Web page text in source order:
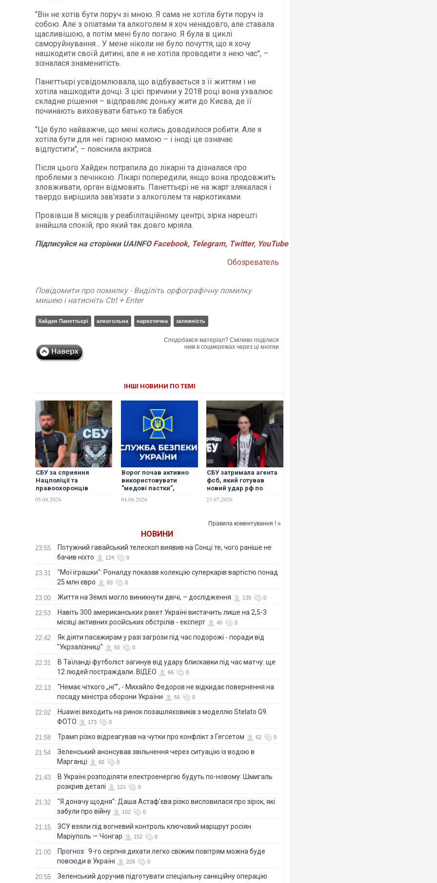
"Він не хотів бути поруч зі мною. Я сама не хотіла бути поруч із
собою. Але з опіатами та алкоголем я хоч ненадовго, але ставала
щасливішою, а потім мені було погано. Я була в циклі
саморуйнування... У мене ніколи не було почуття, що я хочу
нашкодити своїй дитині, але я не хотіла проводити з нею час", –
зізналася знаменитість.
Панеттьєрі усвідомлювала, що відбувається з її життям і не
хотіла нашкодити дочці. З цієї причини у 2018 році вона ухвалює
складне рішення – відправляє доньку жити до Києва, де її
починають виховувати батько та бабуся.
"Це було найважче, що мені колись доводилося робити. Але я
хотіла бути для неї гарною мамою – і іноді це означає
відпустити", – пояснила актриса.
Після цього Хайден потрапила до лікарні та дізналася про
проблеми з печінкою. Лікарі попередили, якщо вона продовжить
зловживати, орган відмовить. Панеттьєрі не на жарт злякалася і
твердо вирішила зав'язати з алкоголем та наркотиками.
Провівши 8 місяців у реабілітаційному центрі, зірка нарешті
знайшла спокій, про який так довго мріяла.
Підписуйся на сторінки UAINFO Facebook, Telegram, Twitter, YouTube
Обозреватель
Повідомити про помилку - Виділіть орфографічну помилку
мишею і натисніть Ctrl + Enter
Хайден Панеттьєрі алкогольна наркотична залежність
Сподобався матеріал? Сміливо поділися
ним в соцмережах через ці кнопки
ІНШІ НОВИНИ ПО ТЕМІ
СБУ за сприяння
Нацполіції та
правоохоронців
міжнародного
05.08.2026
Ворог почав активно
використовувати
"медові пастки",
українських
04.08.2026
СБУ затримала агента
фсб, який готував
новий удар рф по
логістичних базах на
23.07.2026
Правила коментування ! »
НОВИНИ
23:55
Потужний гавайський телескоп виявив на Сонці те, чого раніше не
бачив ніхто
124 0
23:31
"Мої іграшки": Роналду показав колекцію суперкарів вартістю понад
25 млн євро
83 0
23:00 Життя на Землі могло виникнути двічі, – дослідження 139 0
22:53
Навіть 300 американських ракет Україні вистачить лише на 2,5-3
місяці активних російських обстрілів - експерт
40 0
22:42
Як діяти пасажирам у разі загрози під час подорожі - поради від
"Укрзалізниці"
55 0
22:31
В Таїланді футболіст загинув від удару блискавки під час матчу: ще
12 людей постраждали. ВІДЕО
66 0
22:13
"Немає чіткого „ні“", - Михайло Федоров не відкидає повернення на
посаду міністра оборони України
55 0
22:02
Huawei виходить на ринок позашляховиків з моделлю Stelato G9.
ФОТО
173 0
21:58 Трамп різко відреагував на чутки про конфлікт з Гегсетом 62 0
21:54
Зеленський анонсував звільнення через ситуацію із водою в
Марганці
65 0
21:43
В Україні розподіляти електроенергію будуть по-новому: Шмигаль
розкрив деталі
121 0
21:32
"Я доначу щодня": Даша Астаф'єва різко висловилася про зірок, які
забули про війну
102 0
21:15
ЗСУ взяли під вогневий контроль ключовий маршрут росіян
Маріуполь — Чонгар
152 0
21:00
Прогноз: 9-го серпня дихати легко свіжим повітрям можна буде
повсюди в Україні
225 0
20:55
Зеленський доручив підготувати спеціальну санкційну операцію